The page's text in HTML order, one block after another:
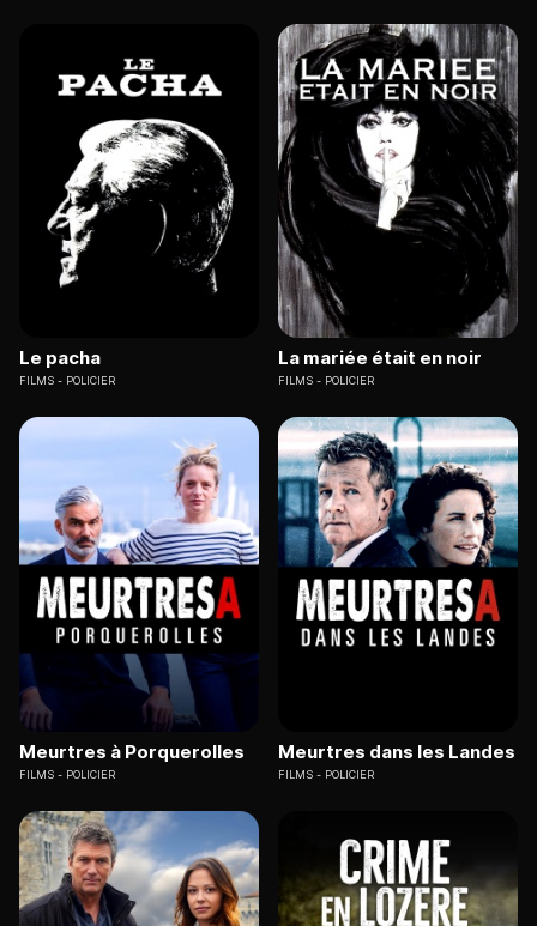
Le pacha
FILMS POLICIER
La mariée était en noir
FILMS POLICIER
Meurtres à Porquerolles
FILMS POLICIER
Meurtres dans les Landes
FILMS POLICIER